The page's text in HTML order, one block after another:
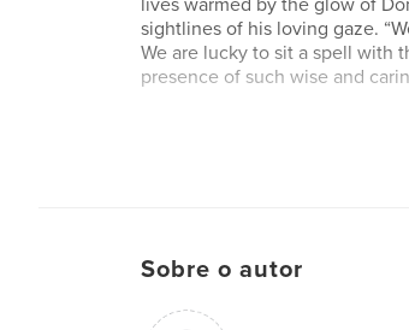
sightlines of his loving gaze.
We are lucky to sit a spell with
presence of such wise and
Sobre o autor